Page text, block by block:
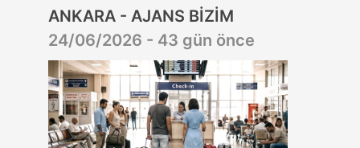
ANKARA - AJANS BİZİM
24/06/2026 - 43 gün önce